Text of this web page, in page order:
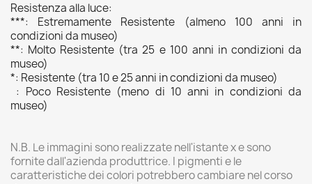
Resistenza alla luce:
***: Estremamente Resistente (almeno 100 anni in
condizioni da museo)
**: Molto Resistente (tra 25 e 100 anni in condizioni da
museo)
*: Resistente (tra 10 e 25 anni in condizioni da museo)
: Poco Resistente (meno di 10 anni in condizioni da
museo)
N.B. Le immagini sono realizzate nell'istante x e sono
fornite dall'azienda produttrice. I pigmenti e le
caratteristiche dei colori potrebbero cambiare nel corso